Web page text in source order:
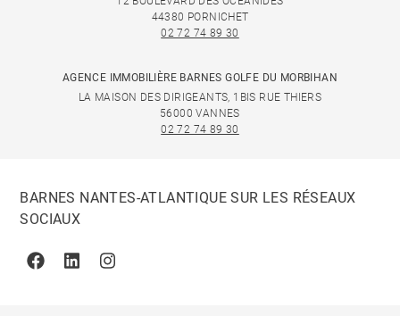
44380 PORNICHET
02 72 74 89 30
AGENCE IMMOBILIÈRE BARNES GOLFE DU MORBIHAN
LA MAISON DES DIRIGEANTS, 1BIS RUE THIERS
56000 VANNES
02 72 74 89 30
BARNES NANTES-ATLANTIQUE SUR LES RÉSEAUX
SOCIAUX
FacebookLinkedinInstagram